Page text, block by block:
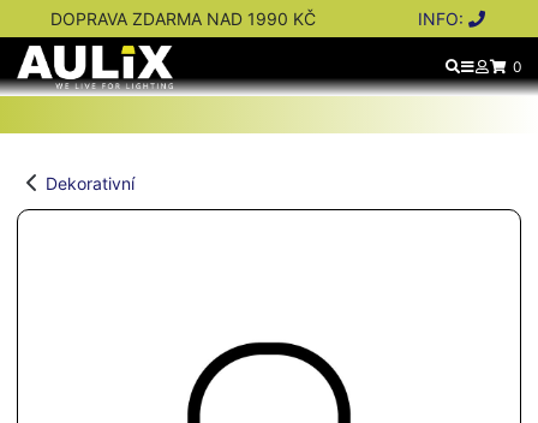
DOPRAVA ZDARMA NAD 1990 KČ INFO:
0
Dekorativní